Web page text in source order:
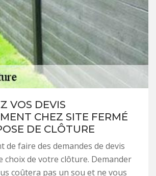
VOS DEVIS
CHEZ SITE FERMÉ
DE CLÔTURE
de faire des demandes de devis
choix de votre clôture. Demander
coûtera pas un sou et ne vous